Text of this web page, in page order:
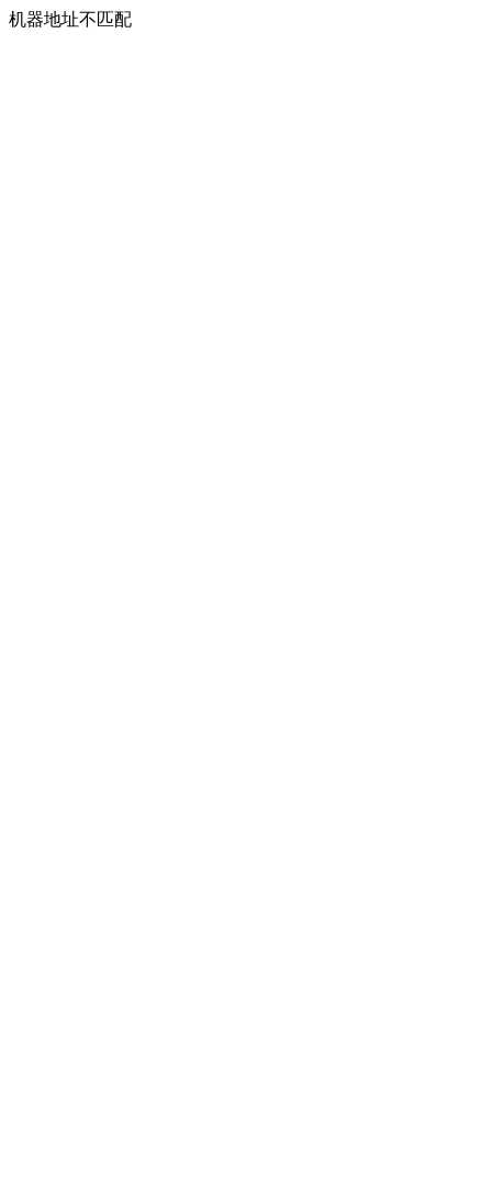
机器地址不匹配